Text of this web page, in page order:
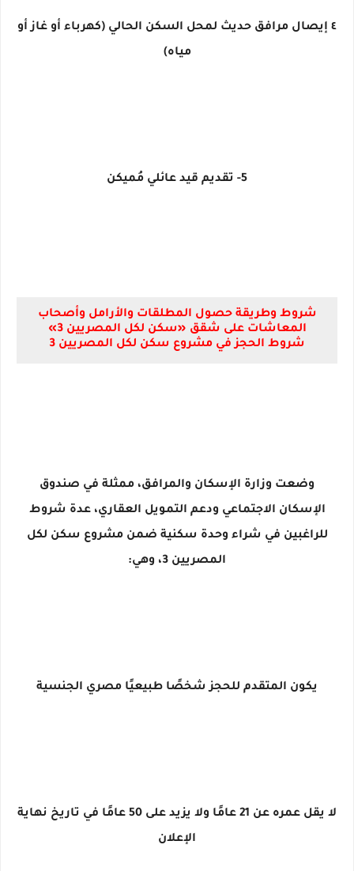
٤ إيصال مرافق حديث لمحل السكن الحالي (كهرباء أو غاز أو
مياه)
5- تقديم قيد عائلي مُميكن
شروط وطريقة حصول المطلقات والأرامل وأصحاب
المعاشات على شقق «سكن لكل المصريين 3»
شروط الحجز في مشروع سكن لكل المصريين 3
وضعت وزارة الإسكان والمرافق، ممثلة في صندوق
الإسكان الاجتماعي ودعم التمويل العقاري، عدة شروط
للراغبين في شراء وحدة سكنية ضمن مشروع سكن لكل
المصريين 3، وهي:
يكون المتقدم للحجز شخصًا طبيعيًا مصري الجنسية
لا يقل عمره عن 21 عامًا ولا يزيد على 50 عامًا في تاريخ نهاية
الإعلان